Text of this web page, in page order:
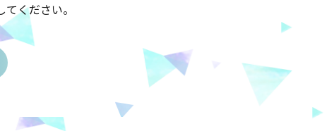
ください。